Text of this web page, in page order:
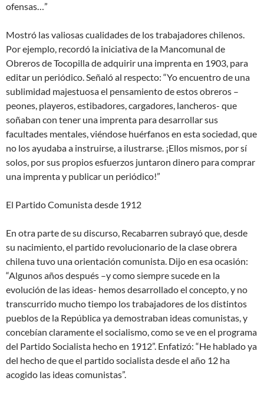
ofensas…”
Mostró las valiosas cualidades de los trabajadores chilenos.
Por ejemplo, recordó la iniciativa de la Mancomunal de
Obreros de Tocopilla de adquirir una imprenta en 1903, para
editar un periódico. Señaló al respecto: “Yo encuentro de una
sublimidad majestuosa el pensamiento de estos obreros –
peones, playeros, estibadores, cargadores, lancheros- que
soñaban con tener una imprenta para desarrollar sus
facultades mentales, viéndose huérfanos en esta sociedad, que
no los ayudaba a instruirse, a ilustrarse. ¡Ellos mismos, por sí
solos, por sus propios esfuerzos juntaron dinero para comprar
una imprenta y publicar un periódico!”
El Partido Comunista desde 1912
En otra parte de su discurso, Recabarren subrayó que, desde
su nacimiento, el partido revolucionario de la clase obrera
chilena tuvo una orientación comunista. Dijo en esa ocasión:
“Algunos años después –y como siempre sucede en la
evolución de las ideas- hemos desarrollado el concepto, y no
transcurrido mucho tiempo los trabajadores de los distintos
pueblos de la República ya demostraban ideas comunistas, y
concebían claramente el socialismo, como se ve en el programa
del Partido Socialista hecho en 1912”. Enfatizó: “He hablado ya
del hecho de que el partido socialista desde el año 12 ha
acogido las ideas comunistas”.